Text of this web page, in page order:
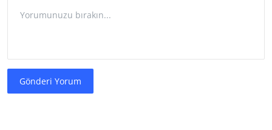
Gönderi Yorum